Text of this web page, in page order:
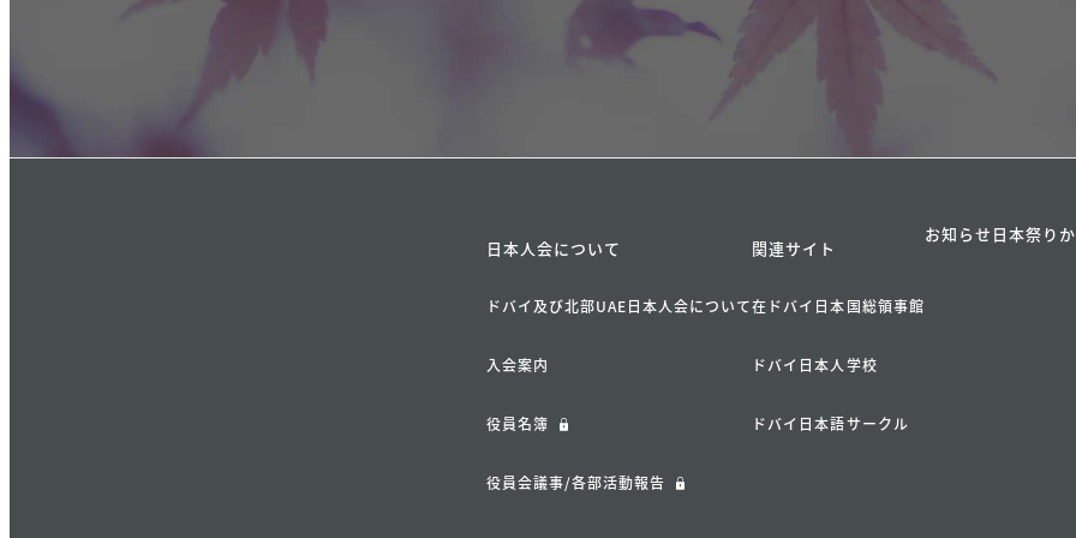
日本人会について
ドバイ及び北部UAE日本人会について
入会案内
役員名簿
役員会議事/各部活動報告
関連サイト
在ドバイ日本国総領事館
ドバイ日本人学校
ドバイ日本語サークル
お知らせ 日本祭り